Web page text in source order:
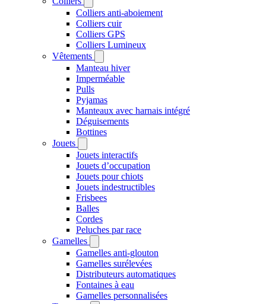
Colliers anti-aboiement
Colliers cuir
Colliers GPS
Colliers Lumineux
Vêtements
Manteau hiver
Imperméable
Pulls
Pyjamas
Manteaux avec harnais intégré
Déguisements
Bottines
Jouets
Jouets interactifs
Jouets d’occupation
Jouets pour chiots
Jouets indestructibles
Frisbees
Balles
Cordes
Peluches par race
Gamelles
Gamelles anti-glouton
Gamelles surélevées
Distributeurs automatiques
Fontaines à eau
Gamelles personnalisées